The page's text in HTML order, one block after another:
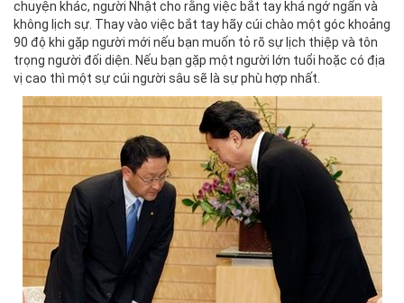
chuyện khác, người Nhật cho rằng việc bắt tay khá ngớ ngẩn và
không lịch sự. Thay vào việc bắt tay hãy cúi chào một góc khoảng
90 độ khi gặp người mới nếu bạn muốn tỏ rõ sự lịch thiệp và tôn
trọng người đối diện. Nếu bạn gặp một người lớn tuổi hoặc có địa
vị cao thì một sự cúi người sâu sẽ là sự phù hợp nhất.